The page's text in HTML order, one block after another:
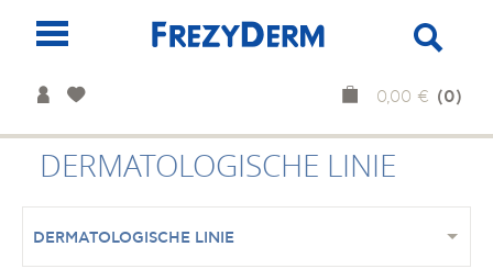
(0)
0,00 €
DERMATOLOGISCHE LINIE
DERMATOLOGISCHE LINIE